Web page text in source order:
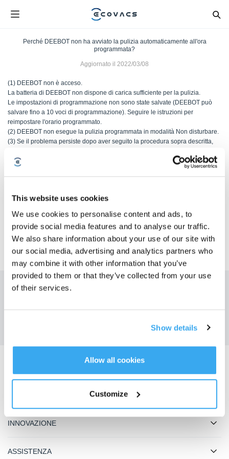
This website uses cookies
We use cookies to personalise content and ads, to
provide social media features and to analyse our traffic.
We also share information about your use of our site with
our social media, advertising and analytics partners who
may combine it with other information that you’ve
provided to them or that they’ve collected from your use
of their services.
Show details
Allow all cookies
Customize
Perché DEEBOT non ha avviato la pulizia automaticamente all'ora
programmata?
Aggiornato il 2022/03/08
(1) DEEBOT non è acceso.
La batteria di DEEBOT non dispone di carica sufficiente per la pulizia.
Le impostazioni di programmazione non sono state salvate (DEEBOT può
salvare fino a 10 voci di programmazione). Seguire le istruzioni per
reimpostare l'orario programmato.
(2) DEEBOT non esegue la pulizia programmata in modalità Non disturbare.
(3) Se il problema persiste dopo aver seguito la procedura sopra descritta,
Ottieni le ultime notizie da ECOVACS
INNOVAZIONE
ASSISTENZA